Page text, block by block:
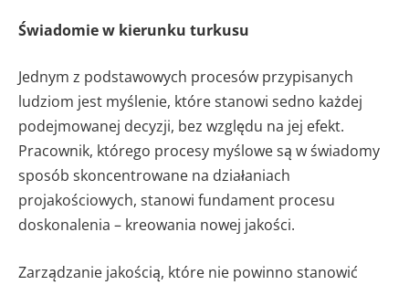
Świadomie w kierunku turkusu
Jednym z podstawowych procesów przypisanych
ludziom jest myślenie, które stanowi sedno każdej
podejmowanej decyzji, bez względu na jej efekt.
Pracownik, którego procesy myślowe są w świadomy
sposób skoncentrowane na działaniach
projakościowych, stanowi fundament procesu
doskonalenia – kreowania nowej jakości.
Zarządzanie jakością, które nie powinno stanowić